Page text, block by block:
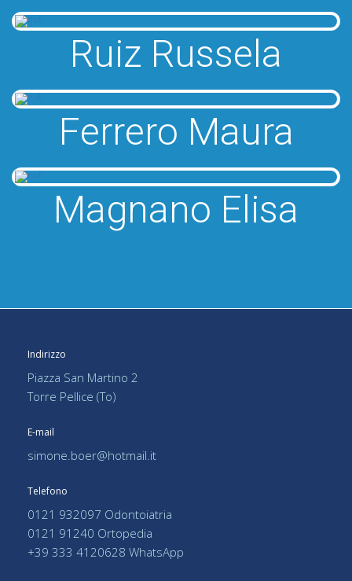
Ruiz Russela
Ferrero Maura
Magnano Elisa
Indirizzo
Piazza San Martino 2
Torre Pellice (To)
E-mail
simone.boer@hotmail.it
Telefono
0121 932097 Odontoiatria
0121 91240 Ortopedia
+39 333 4120628 WhatsApp